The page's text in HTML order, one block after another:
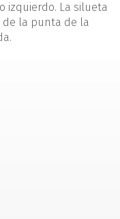
izquierdo. La silueta
de la punta de la